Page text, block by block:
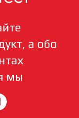
а обо
мы